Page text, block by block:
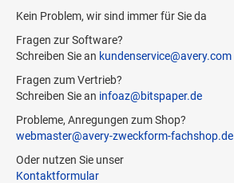
Kein Problem, wir sind immer für Sie da
Fragen zur Software?
Schreiben Sie an kundenservice@avery.com
Fragen zum Vertrieb?
Schreiben Sie an infoaz@bitspaper.de
Probleme, Anregungen zum Shop?
webmaster@avery-zweckform-fachshop.de
Oder nutzen Sie unser
Kontaktformular